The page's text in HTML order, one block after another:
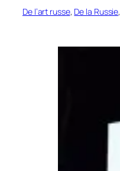
De l’art russe, De la Russie,